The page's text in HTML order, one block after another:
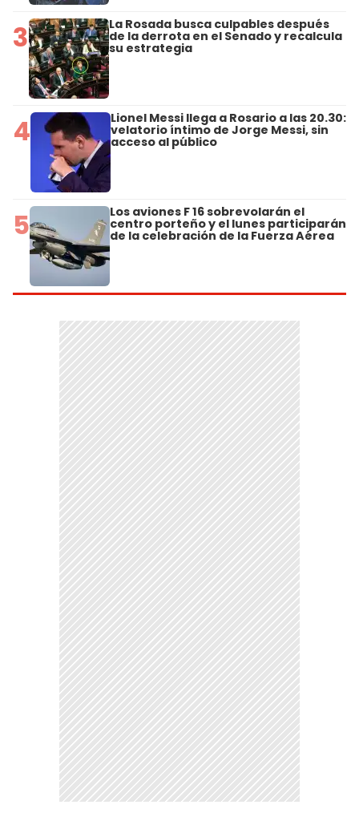
3 La Rosada busca culpables después
de la derrota en el Senado y recalcula
su estrategia
4 Lionel Messi llega a Rosario a las 20.30:
velatorio íntimo de Jorge Messi, sin
acceso al público
5 Los aviones F 16 sobrevolarán el
centro porteño y el lunes participarán
de la celebración de la Fuerza Aérea